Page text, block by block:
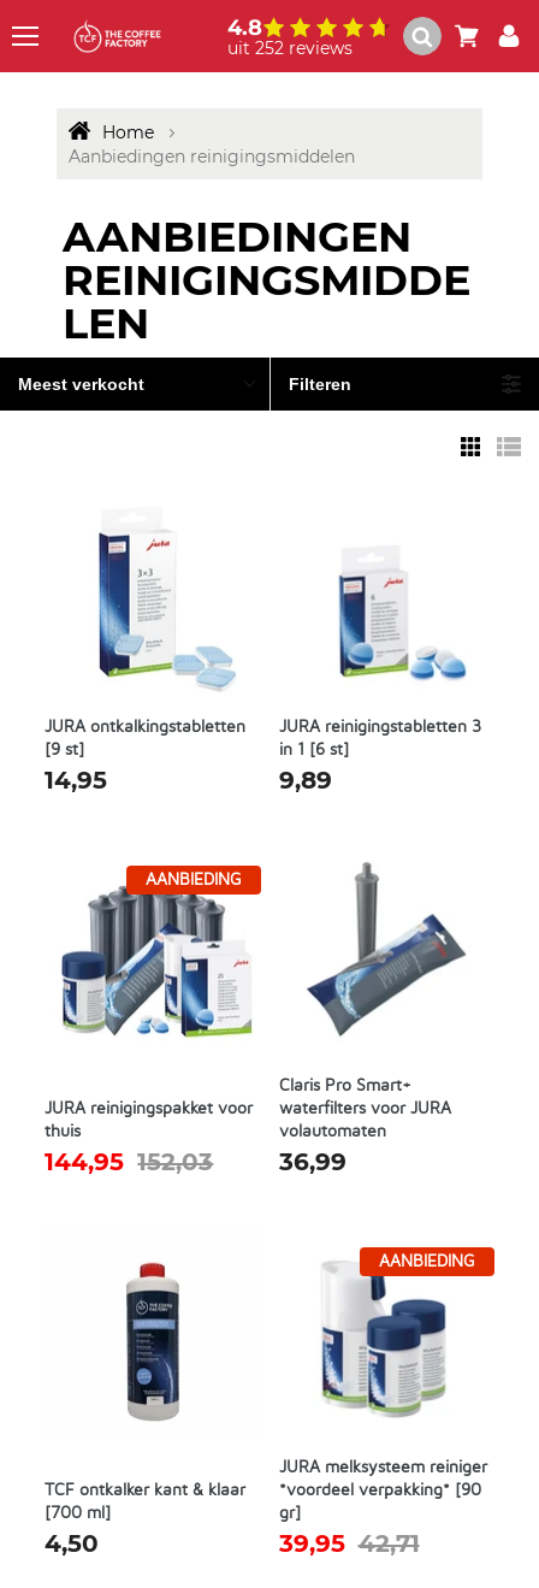
4.8
uit 252 reviews
Home
Aanbiedingen reinigingsmiddelen
AANBIEDINGEN
REINIGINGSMIDDE
LEN
Meest verkocht Filteren
JURA ontkalkingstabletten
[9 st]
14,95
JURA reinigingstabletten 3
in 1 [6 st]
9,89
AANBIEDING
JURA reinigingspakket voor
thuis
144,95 152,03
Claris Pro Smart+
waterfilters voor JURA
volautomaten
36,99
TCF ontkalker kant & klaar
[700 ml]
4,50
AANBIEDING
JURA melksysteem reiniger
*voordeel verpakking* [90
gr]
39,95 42,71